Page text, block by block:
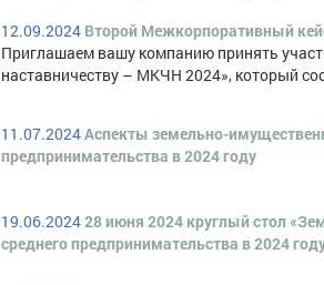
12.09.2024 Второй Межкорпоративный
Приглашаем вашу компанию принять
наставничеству – МКЧН 2024», который
11.07.2024Аспекты земельно-
предпринимательства в 2024 году
19.06.202428 июня 2024 круглый стол
среднего предпринимательства в 2024